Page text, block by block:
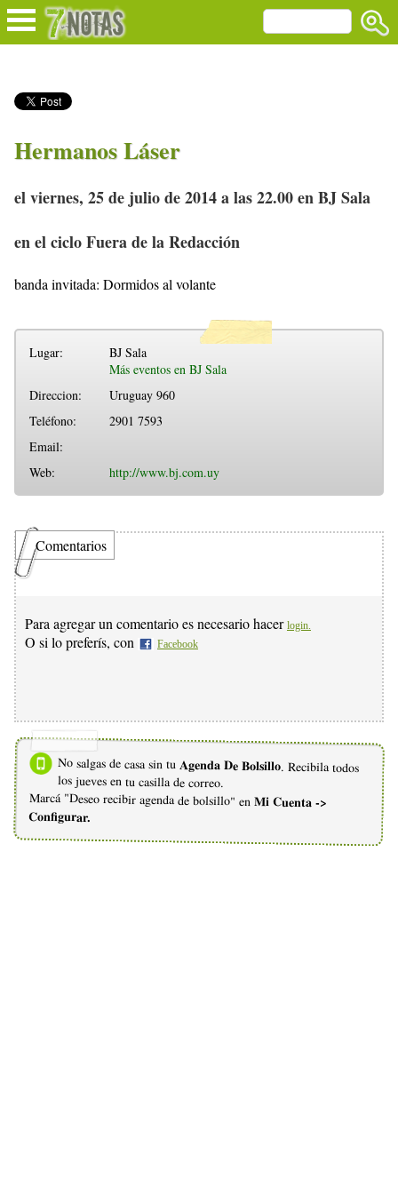
Hermanos Láser
el viernes, 25 de julio de 2014 a las 22.00 en BJ Sala
en el ciclo Fuera de la Redacción
banda invitada: Dormidos al volante
Lugar:
BJ Sala
Más eventos en BJ Sala
Direccion:
Uruguay 960
Teléfono:
2901 7593
Email:
Web:
http://www.bj.com.uy
Comentarios
Para agregar un comentario es necesario hacer login.
O si lo preferís, con Facebook
No salgas de casa sin tu Agenda De Bolsillo. Recibila todos
los jueves en tu casilla de correo.
Marcá "Deseo recibir agenda de bolsillo" en Mi Cuenta ->
Configurar.